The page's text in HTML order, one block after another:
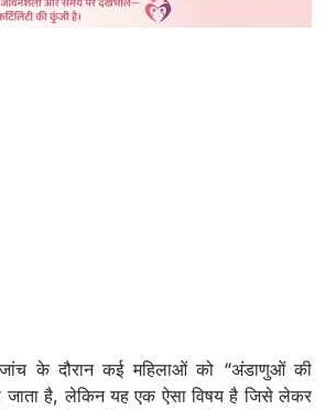
जांच के दौरान कई महिलाओं को “अंडाणुओं की
जाता है, लेकिन यह एक ऐसा विषय है जिसे लेकर